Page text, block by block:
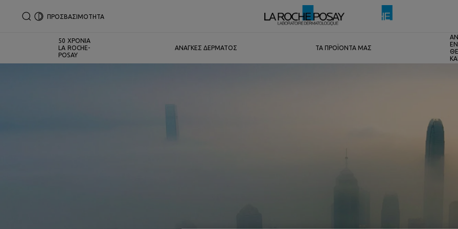
ΠΡΟΣΒΑΣΙΜΟΤΗΤΑ
50 ΧΡΟΝΙΑ
LA ROCHE-
POSAY
ΑΝΑΓΚΕΣ ΔΕΡΜΑΤΟΣ ΤΑ ΠΡΟΪΟΝΤΑ ΜΑΣ